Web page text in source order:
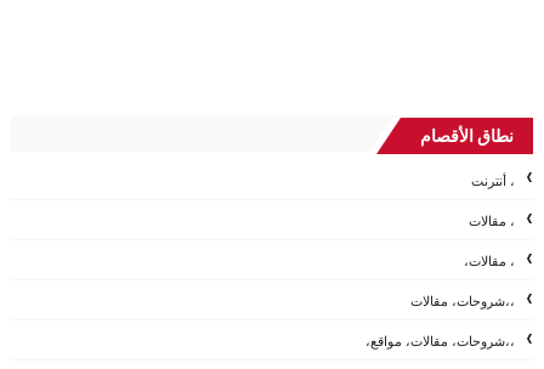
نطاق الأقصام
، أنترنت
، مقالات
، مقالات،
،،شروحات، مقالات
،،شروحات، مقالات، مواقع،